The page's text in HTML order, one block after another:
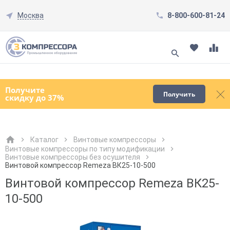
Москва 8-800-600-81-24
Получите
скидку до 37% Получить
Смотреть все товары
Каталог
Винтовые компрессоры
Винтовые компрессоры по типу модификации
Винтовые компрессоры без осушителя
Винтовой компрессор Remeza ВК25-10-500
Винтовой компрессор Remeza ВК25-
10-500
Как к Вам обращаться?
Как к Вам обращаться?
Город доставки
Как к Вам обращаться?